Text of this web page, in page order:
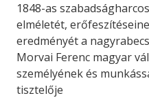
1848-as
elméletét,
eredményét a
Morvai Ferenc magyar
személyének és
tisztelője